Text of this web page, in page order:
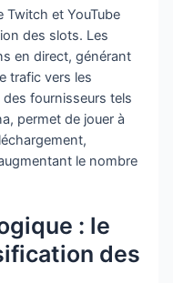
Twitch et YouTube
des slots. Les
en direct, générant
trafic vers les
fournisseurs tels
permet de jouer à
le nombre
: le
des